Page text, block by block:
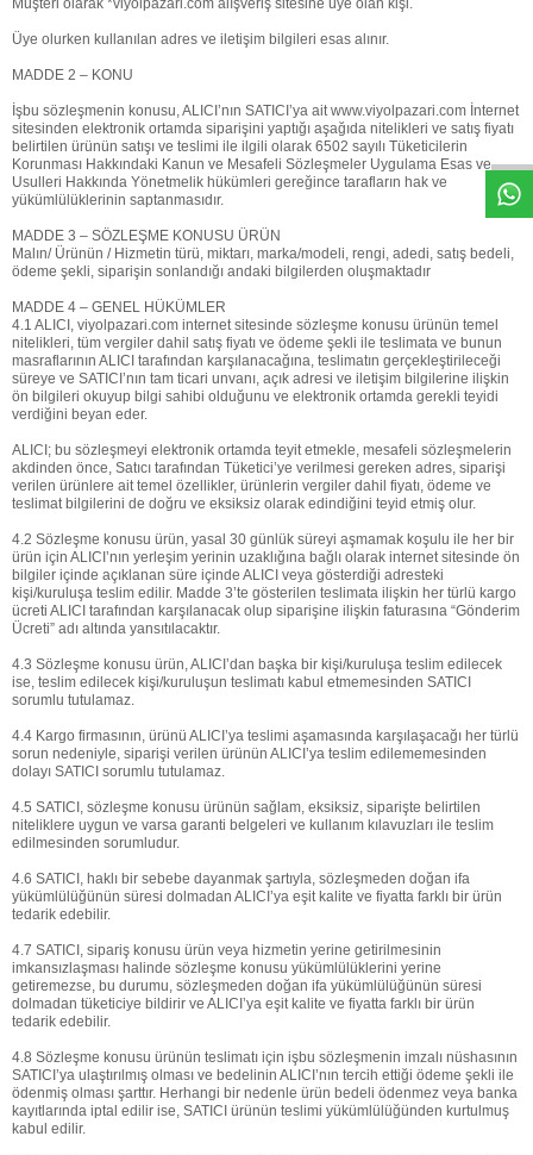
W
h
t
s
a
p
p
D
e
s
e
H
a
t
t
Müşteri olarak *viyolpazari.com alışveriş sitesine üye olan kişi.
Üye olurken kullanılan adres ve iletişim bilgileri esas alınır.
MADDE 2 – KONU
İşbu sözleşmenin konusu, ALICI’nın SATICI’ya aitwww.viyolpazari.com İnternet
sitesinden elektronik ortamda siparişini yaptığı aşağıda nitelikleri ve satış fiyatı
belirtilen ürünün satışı ve teslimi ile ilgili olarak 6502 sayılı Tüketicilerin
Korunması Hakkındaki Kanun ve Mesafeli Sözleşmeler Uygulama Esas ve
Usulleri Hakkında Yönetmelik hükümleri gereğince tarafların hak ve
yükümlülüklerinin saptanmasıdır.
MADDE 3 – SÖZLEŞME KONUSU ÜRÜN
Malın/ Ürünün / Hizmetin türü, miktarı, marka/modeli, rengi, adedi, satış bedeli,
ödeme şekli, siparişin sonlandığı andaki bilgilerden oluşmaktadır
MADDE 4 – GENEL HÜKÜMLER
4.1 ALICI, viyolpazari.com internet sitesinde sözleşme konusu ürünün temel
nitelikleri, tüm vergiler dahil satış fiyatı ve ödeme şekli ile teslimata ve bunun
masraflarının ALICI tarafından karşılanacağına, teslimatın gerçekleştirileceği
süreye ve SATICI’nın tam ticari unvanı, açık adresi ve iletişim bilgilerine ilişkin
ön bilgileri okuyup bilgi sahibi olduğunu ve elektronik ortamda gerekli teyidi
verdiğini beyan eder.
ALICI; bu sözleşmeyi elektronik ortamda teyit etmekle, mesafeli sözleşmelerin
akdinden önce, Satıcı tarafından Tüketici’ye verilmesi gereken adres, siparişi
verilen ürünlere ait temel özellikler, ürünlerin vergiler dahil fiyatı, ödeme ve
teslimat bilgilerini de doğru ve eksiksiz olarak edindiğini teyid etmiş olur.
4.2 Sözleşme konusu ürün, yasal 30 günlük süreyi aşmamak koşulu ile her bir
ürün için ALICI’nın yerleşim yerinin uzaklığına bağlı olarak internet sitesinde ön
bilgiler içinde açıklanan süre içinde ALICI veya gösterdiği adresteki
kişi/kuruluşa teslim edilir. Madde 3’te gösterilen teslimata ilişkin her türlü kargo
ücreti ALICI tarafından karşılanacak olup siparişine ilişkin faturasına “Gönderim
Ücreti” adı altında yansıtılacaktır.
4.3 Sözleşme konusu ürün, ALICI’dan başka bir kişi/kuruluşa teslim edilecek
ise, teslim edilecek kişi/kuruluşun teslimatı kabul etmemesinden SATICI
sorumlu tutulamaz.
4.4 Kargo firmasının, ürünü ALICI’ya teslimi aşamasında karşılaşacağı her türlü
sorun nedeniyle, siparişi verilen ürünün ALICI’ya teslim edilememesinden
dolayı SATICI sorumlu tutulamaz.
4.5 SATICI, sözleşme konusu ürünün sağlam, eksiksiz, siparişte belirtilen
niteliklere uygun ve varsa garanti belgeleri ve kullanım kılavuzları ile teslim
edilmesinden sorumludur.
4.6 SATICI, haklı bir sebebe dayanmak şartıyla, sözleşmeden doğan ifa
yükümlülüğünün süresi dolmadan ALICI’ya eşit kalite ve fiyatta farklı bir ürün
tedarik edebilir.
4.7 SATICI, sipariş konusu ürün veya hizmetin yerine getirilmesinin
imkansızlaşması halinde sözleşme konusu yükümlülüklerini yerine
getiremezse, bu durumu, sözleşmeden doğan ifa yükümlülüğünün süresi
dolmadan tüketiciye bildirir ve ALICI’ya eşit kalite ve fiyatta farklı bir ürün
tedarik edebilir.
4.8 Sözleşme konusu ürünün teslimatı için işbu sözleşmenin imzalı nüshasının
SATICI’ya ulaştırılmış olması ve bedelinin ALICI’nın tercih ettiği ödeme şekli ile
ödenmiş olması şarttır. Herhangi bir nedenle ürün bedeli ödenmez veya banka
kayıtlarında iptal edilir ise, SATICI ürünün teslimi yükümlülüğünden kurtulmuş
kabul edilir.